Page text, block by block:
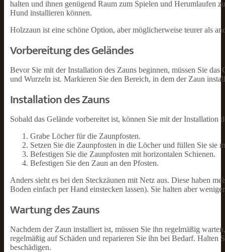
halten und ihnen genügend Raum zum Spielen und Herumlaufen
Hund installieren können.
Holzzaun ist eine schöne Option, aber möglicherweise teurer als
Vorbereitung des Geländes
Bevor Sie mit der Installation des Zauns beginnen, müssen Sie
und Wurzeln ist. Markieren Sie den Bereich, in dem der Zaun
Installation des Zauns
Sobald das Gelände vorbereitet ist, können Sie mit der Installation
Grabe Löcher für die Zaunpfosten.
Setzen Sie die Zaunpfosten in die Löcher und füllen Sie sie
Befestigen Sie die Zaunpfosten mit horizontalen Schienen.
Befestigen Sie den Zaun an den Pfosten.
Anders sieht es bei den Steckzäunen mit Netz aus. Diese haben
Boden einfach per Hand einstecken lassen). Sie halten aber
Wartung des Zauns
Nachdem der Zaun installiert ist, müssen Sie ihn regelmäßig
regelmäßig auf Schäden und reparieren Sie ihn bei Bedarf. Halten
beschädigen.